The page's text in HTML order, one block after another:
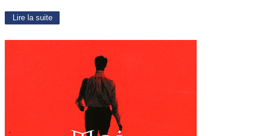
Lire la suite